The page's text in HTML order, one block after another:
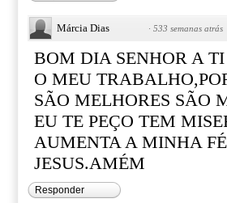
Márcia Dias · 533 semanas atrás
BOM DIA SENHOR A
O MEU
SÃO MELHORES SÃO
EU TE PEÇO TEM
AUMENTA A MINHA
JESUS.AMÉM
Responder